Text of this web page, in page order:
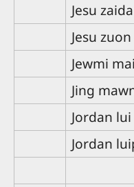
Jesu
Jesu
Jewmi
Jing
Jordan
Jordan